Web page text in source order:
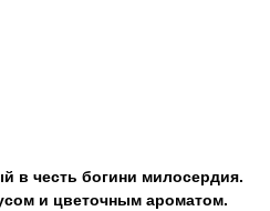
в честь богини милосердия.
и цветочным ароматом.